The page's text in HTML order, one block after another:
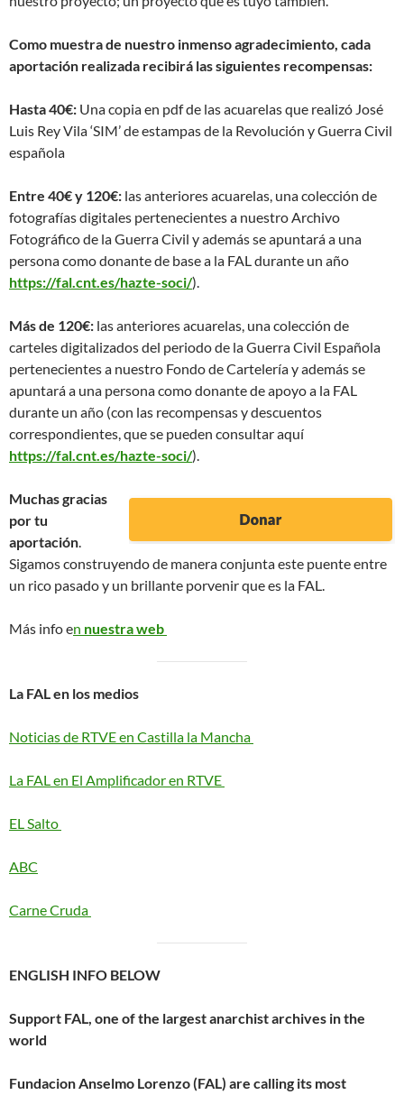
Como muestra de nuestro inmenso agradecimiento, cada
aportación realizada recibirá las siguientes recompensas:
Hasta 40€: Una copia en pdf de las acuarelas que realizó José
Luis Rey Vila ‘SIM’ de estampas de la Revolución y Guerra Civil
española
Entre 40€ y 120€: las anteriores acuarelas, una colección de
fotografías digitales pertenecientes a nuestro Archivo
Fotográfico de la Guerra Civil y además se apuntará a una
persona como donante de base a la FAL durante un año
https://fal.cnt.es/hazte-soci/).
Más de 120€: las anteriores acuarelas, una colección de
carteles digitalizados del periodo de la Guerra Civil Española
pertenecientes a nuestro Fondo de Cartelería y además se
apuntará a una persona como donante de apoyo a la FAL
durante un año (con las recompensas y descuentos
correspondientes, que se pueden consultar aquí
https://fal.cnt.es/hazte-soci/).
Muchas gracias
por tu
aportación.
Sigamos construyendo de manera conjunta este puente entre
un rico pasado y un brillante porvenir que es la FAL.
Más info en nuestra web
La FAL en los medios
Noticias de RTVE en Castilla la Mancha
La FAL en El Amplificador en RTVE
EL Salto
ABC
Carne Cruda
ENGLISH INFO BELOW
Support FAL, one of the largest anarchist archives in the
world
Fundacion Anselmo Lorenzo (FAL) are calling its most